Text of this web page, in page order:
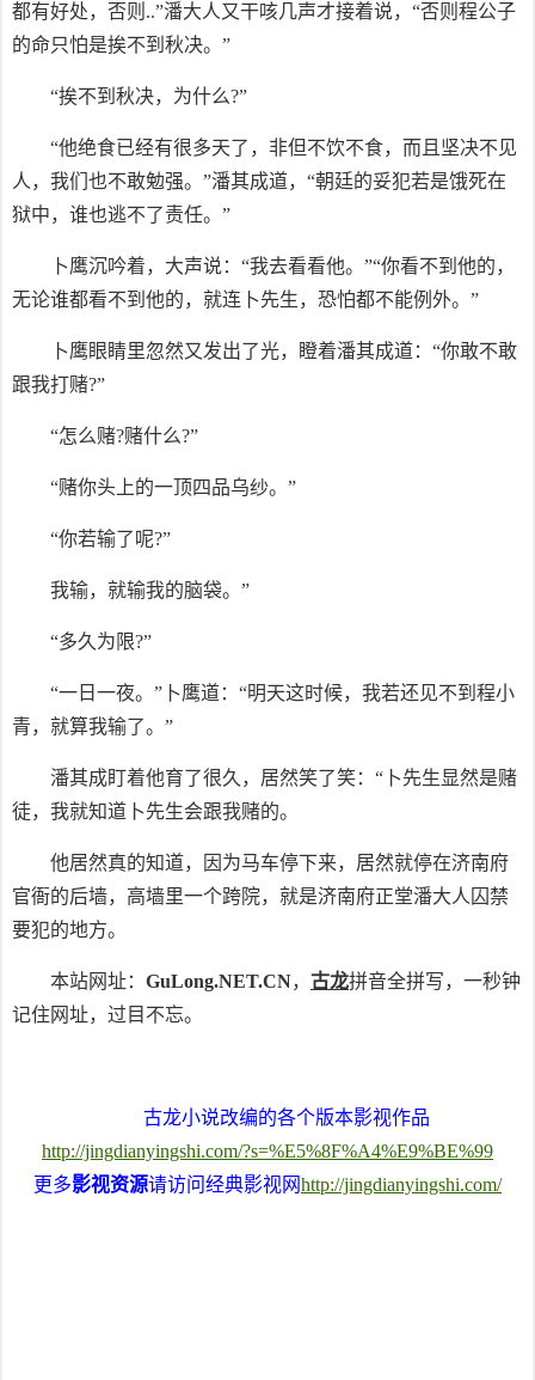
都有好处，否则..”潘大人又干咳几声才接着说，“否则程公子
的命只怕是挨不到秋决。”
“挨不到秋决，为什么?”
“他绝食已经有很多天了，非但不饮不食，而且坚决不见
人，我们也不敢勉强。”潘其成道，“朝廷的妥犯若是饿死在
狱中，谁也逃不了责任。”
卜鹰沉吟着，大声说：“我去看看他。”“你看不到他的，
无论谁都看不到他的，就连卜先生，恐怕都不能例外。”
卜鹰眼睛里忽然又发出了光，瞪着潘其成道：“你敢不敢
跟我打赌?”
“怎么赌?赌什么?”
“赌你头上的一顶四品乌纱。”
“你若输了呢?”
我输，就输我的脑袋。”
“多久为限?”
“一日一夜。”卜鹰道：“明天这时候，我若还见不到程小
青，就算我输了。”
潘其成盯着他育了很久，居然笑了笑：“卜先生显然是赌
徒，我就知道卜先生会跟我赌的。
他居然真的知道，因为马车停下来，居然就停在济南府
官衙的后墙，高墙里一个跨院，就是济南府正堂潘大人囚禁
要犯的地方。
本站网址： GuLong.NET.CN， 古龙拼音全拼写，一秒钟
记住网址，过目不忘。
古龙小说改编的各个版本影视作品
http://jingdianyingshi.com/?s=%E5%8F%A4%E9%BE%99
更多影视资源请访问经典影视网http://jingdianyingshi.com/